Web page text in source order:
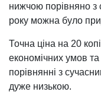
нижчою порівняно з
року можна було
Точна ціна на 20
економічних умов та
порівнянні з
дуже низькою.